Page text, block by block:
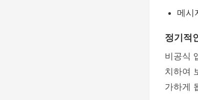
메시
정기적
비공식
치하여
가하게